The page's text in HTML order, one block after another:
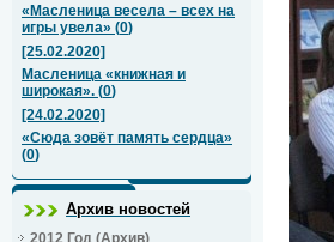
«Масленица весела – всех на
игры увела» (0)
[25.02.2020]
Масленица «книжная и
широкая». (0)
[24.02.2020]
«Сюда зовёт память сердца»
(0)
Архив новостей
2012 Год (Архив)